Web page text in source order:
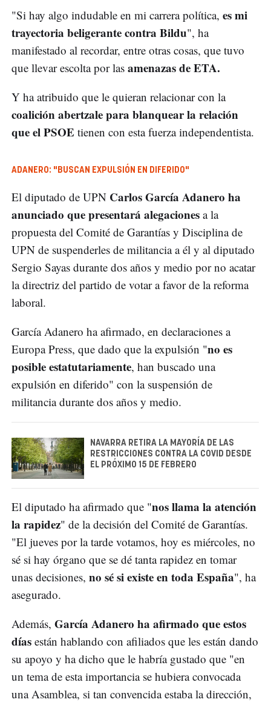
"Si hay algo indudable en mi carrera política, es mi
trayectoria beligerante contra Bildu", ha
manifestado al recordar, entre otras cosas, que tuvo
que llevar escolta por las amenazas de ETA.
Y ha atribuido que le quieran relacionar con la
coalición abertzale para blanquear la relación
que el PSOE tienen con esta fuerza independentista.
ADANERO: "BUSCAN EXPULSIÓN EN DIFERIDO"
El diputado de UPN Carlos García Adanero ha
anunciado que presentará alegaciones a la
propuesta del Comité de Garantías y Disciplina de
UPN de suspenderles de militancia a él y al diputado
Sergio Sayas durante dos años y medio por no acatar
la directriz del partido de votar a favor de la reforma
laboral.
García Adanero ha afirmado, en declaraciones a
Europa Press, que dado que la expulsión "no es
posible estatutariamente, han buscado una
expulsión en diferido" con la suspensión de
militancia durante dos años y medio.
NAVARRA RETIRA LA MAYORÍA DE LAS
RESTRICCIONES CONTRA LA COVID DESDE
EL PRÓXIMO 15 DE FEBRERO
El diputado ha afirmado que "nos llama la atención
la rapidez" de la decisión del Comité de Garantías.
"El jueves por la tarde votamos, hoy es miércoles, no
sé si hay órgano que se dé tanta rapidez en tomar
unas decisiones, no sé si existe en toda España", ha
asegurado.
Además, García Adanero ha afirmado que estos
días están hablando con afiliados que les están dando
su apoyo y ha dicho que le habría gustado que "en
un tema de esta importancia se hubiera convocada
una Asamblea, si tan convencida estaba la dirección,